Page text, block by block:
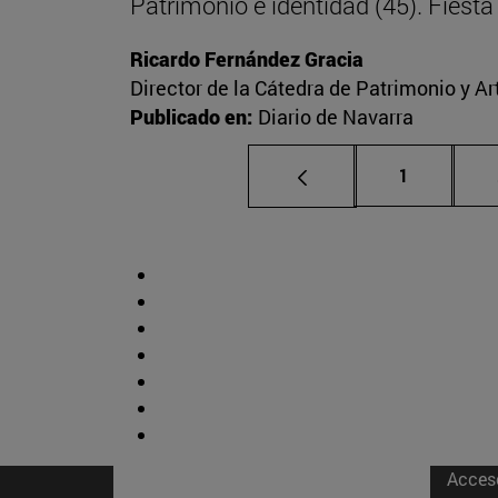
Ricardo Fernández Gracia
Director de la Cátedra de Patrimonio y
Publicado en: Diario de Navarra
Página
1